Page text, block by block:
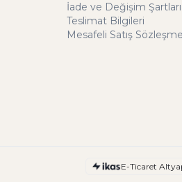
İade ve Değişim Şartları
Teslimat Bilgileri
Mesafeli Satış
E-Ticaret